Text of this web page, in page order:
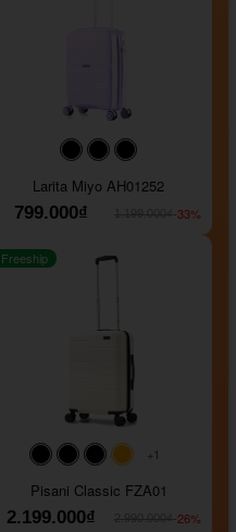
#000000#000000
Larita Miyo AH01252
799.000₫
-33%
#000000#000000
#000000
#ffa500
+1
Freeship
Pisani Classic FZA01
2.199.000₫
-26%